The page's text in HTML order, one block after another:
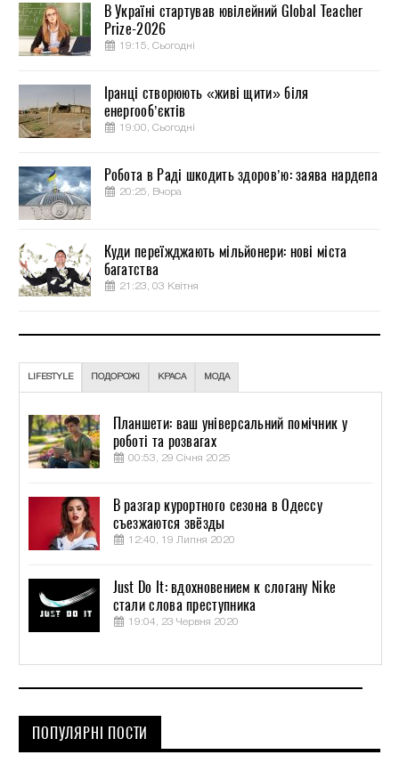
В Україні стартував ювілейний Global Teacher
Prize-2026
19:15, Сьогодні
Іранці створюють «живі щити» біля
енергооб’єктів
19:00, Сьогодні
Робота в Раді шкодить здоров’ю: заява нардепа
20:25, Вчора
Куди переїжджають мільйонери: нові міста
багатства
21:23, 03 Квітня
LIFESTYLE ПОДОРОЖІ КРАСА МОДА
Планшети: ваш універсальний помічник у
роботі та розвагах
00:53, 29 Січня 2025
В разгар курортного сезона в Одессу
съезжаются звёзды
12:40, 19 Липня 2020
Just Do It: вдохновением к слогану Nike
стали слова преступника
19:04, 23 Червня 2020
ПОПУЛЯРНІ ПОСТИ